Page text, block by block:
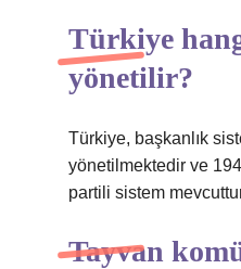
Türkiye
yönetilir?
Türkiye, başkanlık
yönetilmektedir ve
partili sistem
Tayvan